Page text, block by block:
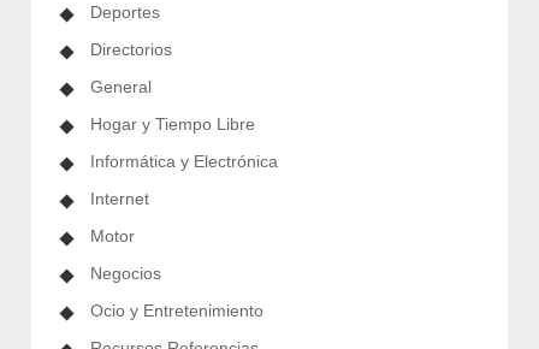
Deportes
Directorios
General
Hogar y Tiempo Libre
Informática y Electrónica
Internet
Motor
Negocios
Ocio y Entretenimiento